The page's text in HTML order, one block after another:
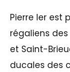
Pierre Ier est
régaliens
et Saint-
ducales des